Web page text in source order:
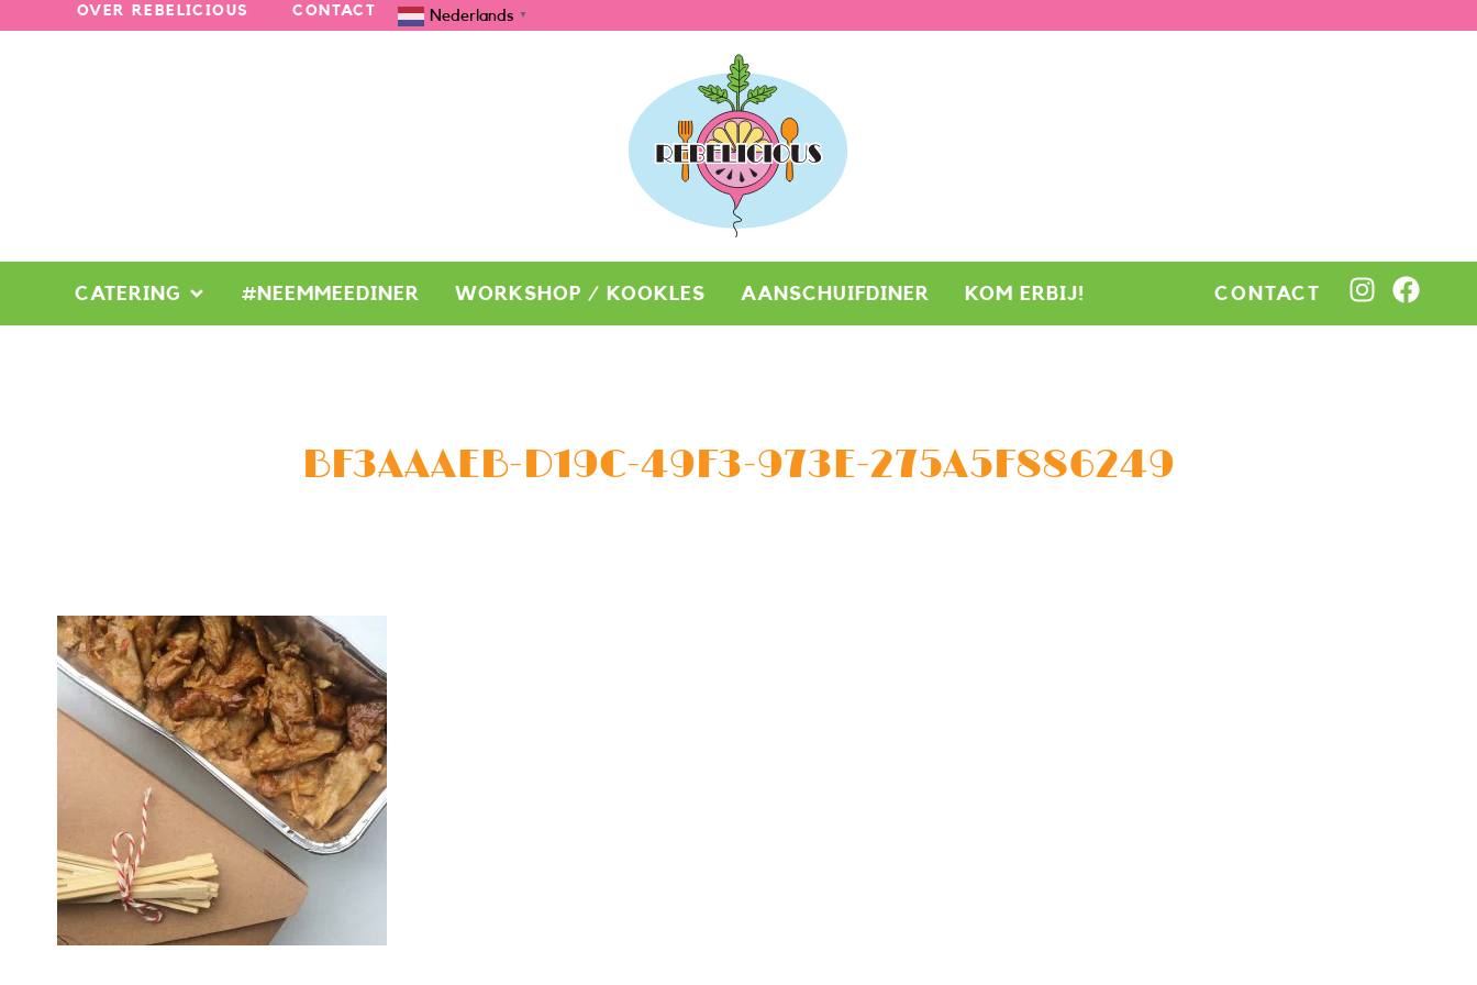
OVER REBELICIOUS CONTACT Nederlands ▼
CATERING #NEEMMEEDINER WORKSHOP / KOOKLES AANSCHUIFDINER KOM ERBIJ! CONTACT
BF3AAAEB-D19C-49F3-973E-275A5F886249